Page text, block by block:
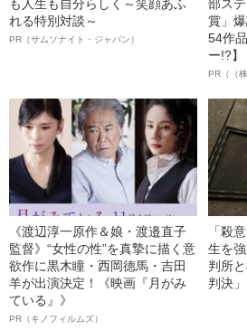
も人生も自分らしく～笑顔あふ
れる特別対談～
PR（サムソナイト・ジャパン）
部ス
賞」
54作
ー!?】
PR（（
《渡辺淳一原作＆娘・渡邉直子
監督》“女性の性”を真摯に描く意
欲作に黒木瞳・西岡德馬・吉田
羊が出演決定！《映画『月がみ
ている』》
PR（キノフィルムズ）
「殺
生を
判所
判決